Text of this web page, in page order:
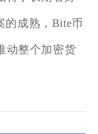
的成熟，Bite币
动整个加密货